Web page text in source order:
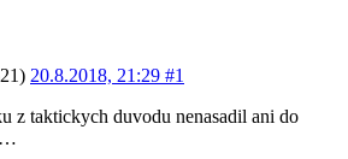
20.8.2018, 21:29 #1
z taktickych duvodu nenasadil ani do